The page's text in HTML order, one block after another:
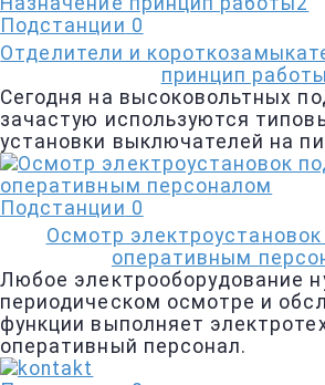
Подстанции 0
Отделители и
принцип
Сегодня на высоковольтных
зачастую используются
установки выключателей на
Подстанции 0
Осмотр
оперативным
Любое электрооборудование
периодическом осмотре и
функции выполняет
оперативный персонал.